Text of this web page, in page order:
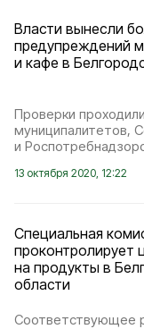
Власти вынесли
предупреждений
и кафе в
Проверки
муниципалитетов,
и
13 октября 2020, 12:22
Специальная
проконтролирует
на продукты в
области
Соответствующее